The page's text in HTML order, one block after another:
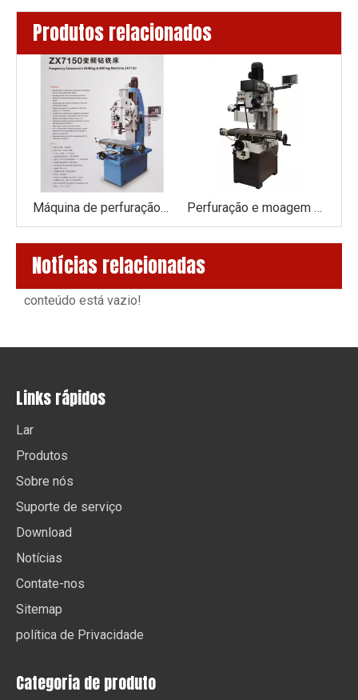
Produtos relacionados
Máquina de perfuração e moagem ZX7150 Perfuração e moagem macinexz50c
Notícias relacionadas
conteúdo está vazio!
Links rápidos
Lar
Produtos
Sobre nós
Suporte de serviço
Download
Notícias
Contate-nos
Sitemap
política de Privacidade
Categoria de produto